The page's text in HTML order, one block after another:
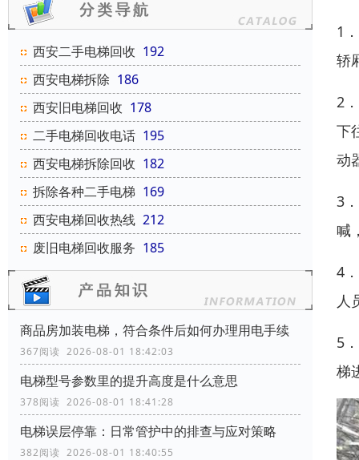
西安二手电梯回收 192
西安电梯拆除 186
西安旧电梯回收 178
二手电梯回收电话 195
西安电梯拆除回收 182
拆除各种二手电梯 169
西安电梯回收热线 212
废旧电梯回收服务 185
商品房加装电梯，符合条件后如何办理用电手续
367阅读 2026-08-01 18:42:03
电梯型号参数里的提升高度是什么意思
378阅读 2026-08-01 18:41:28
电梯误层停靠：日常管护中的排查与应对策略
382阅读 2026-08-01 18:40:55
1
轿
2
下
动
3
喊
4
人
5
梯